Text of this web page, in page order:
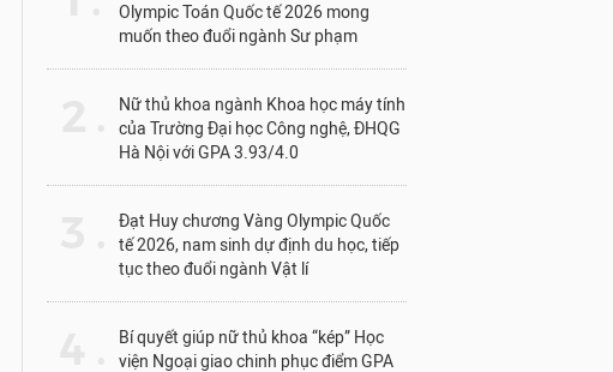
Olympic Toán Quốc tế 2026 mong
muốn theo đuổi ngành Sư phạm
Nữ thủ khoa ngành Khoa học máy tính
của Trường Đại học Công nghệ, ĐHQG
Hà Nội với GPA 3.93/4.0
Đạt Huy chương Vàng Olympic Quốc
tế 2026, nam sinh dự định du học, tiếp
tục theo đuổi ngành Vật lí
Bí quyết giúp nữ thủ khoa “kép” Học
viện Ngoại giao chinh phục điểm GPA